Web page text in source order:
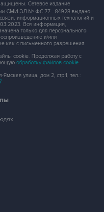
Сетевое издание
СМИ ЭЛ № ФС 77 - 84928 выдано
информационных технологий и
Вся информация,
только для персонального
и/или
как с письменного разрешения
cookie. Продолжая работу с
обработку файлов cookie.
улица, дом 2, стр.1, тел.: